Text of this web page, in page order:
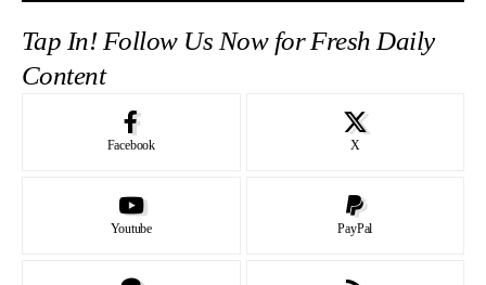
Tap In! Follow Us Now for Fresh Daily
Content
Facebook X
Youtube PayPal